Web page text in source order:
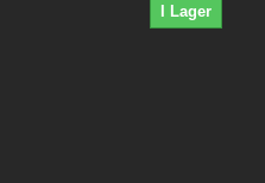
I Lager